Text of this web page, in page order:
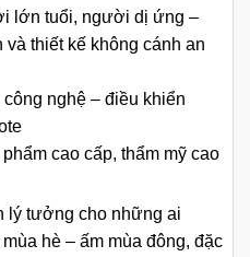
lớn tuổi, người dị ứng –
thiết kế không cánh an
nghệ – điều khiển
cao cấp, thẩm mỹ cao
lý tưởng cho những ai
hè – ấm mùa đông, đặc